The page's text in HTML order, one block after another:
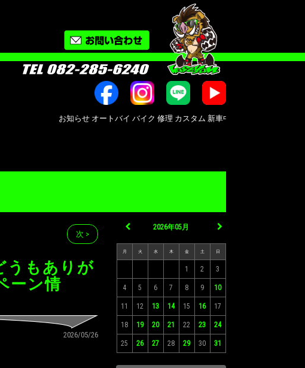
お知らせ オートバイ バイク 修理 カスタム 新車中古車販売 Bike shop
次 >
うもありが
ーン情
2026/05/26
2026年05月
月 火 水 木 金 土 日
1 2 3
4 5 6 7 8 9 10
11 12 13 14 15 16 17
18 19 20 21 22 23 24
25 26 27 28 29 30 31